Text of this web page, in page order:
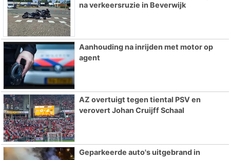
na verkeersruzie in Beverwijk
Aanhouding na inrijden met motor op
agent
AZ overtuigt tegen tiental PSV en
verovert Johan Cruijff Schaal
Geparkeerde auto's uitgebrand in